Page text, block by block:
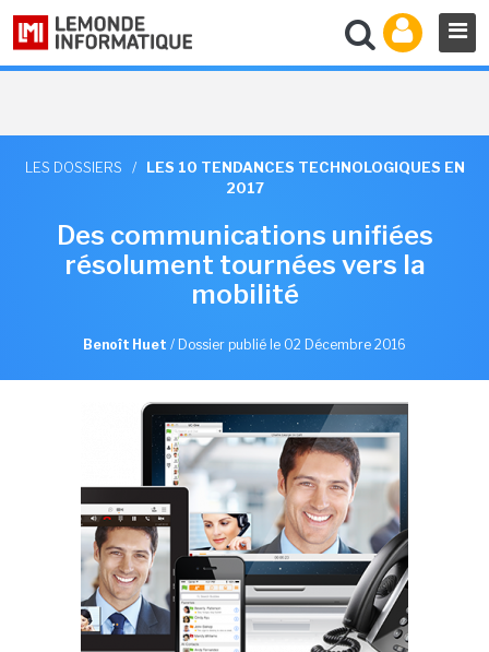
LES DOSSIERS /
LES 10 TENDANCES TECHNOLOGIQUES EN
2017
Des communications unifiées
résolument tournées vers la
mobilité
Benoît Huet / Dossier publié le 02 Décembre 2016